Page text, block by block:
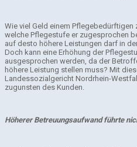
Wie viel Geld einem Pflegebedürftigen
welche Pflegestufe er zugesprochen
auf desto höhere Leistungen darf in
Doch kann eine Erhöhung der
ausgesprochen werden, da der
höhere Leistung stellen muss? Mit
Landessozialgericht Nordrhein-
zugunsten des Kunden.
Höherer Betreuungsaufwand führte